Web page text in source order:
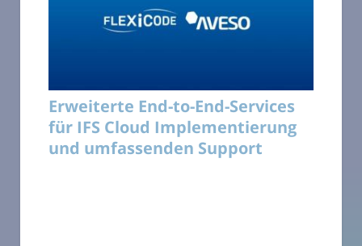
Erweiterte End-to-End-Services
für IFS Cloud Implementierung
und umfassenden Support